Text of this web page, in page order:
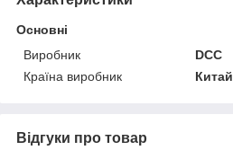
Основні
Виробник
DCC
Країна виробник
Китай
Відгуки про товар